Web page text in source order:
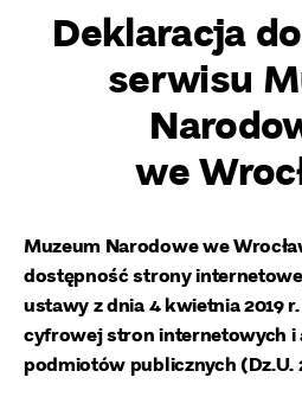
Deklaracja
serwisu
we
Muzeum Narodowe we
dostępność strony
ustawy z dnia 4 kwietnia 2019
cyfrowej stron internetowych i
podmiotów publicznych (Dz.U.